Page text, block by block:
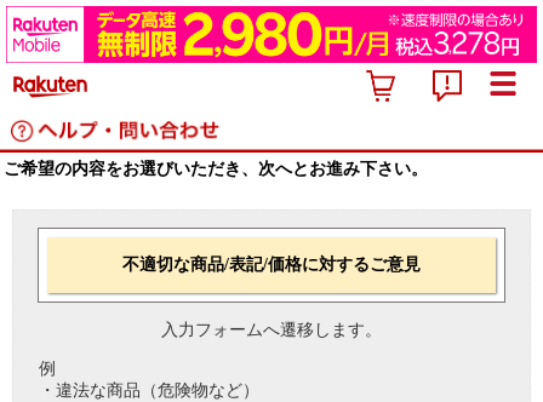
ご希望の内容をお選びいただき、次へとお進み下さい。
不適切な商品/表記/価格に対するご意見
入力フォームへ遷移します。
例
・違法な商品（危険物など）